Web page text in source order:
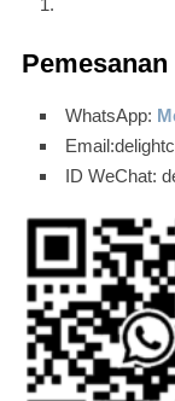
Pemesanan
WhatsApp:
ID WeChat: